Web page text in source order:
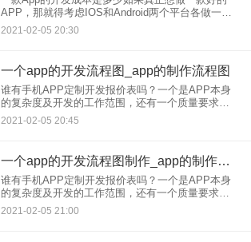
APP，那就得考虑IOS和Android两个平台各做一个
APP，同时选择一个好的开发团队，这个很重要，
因为差的团队做出来的产品基本会有很多问题。一
2021-02-05 20:30
一个app的开发流程图_app的制作流程图
谁有手机APP定制开发报价表吗？一个是APP本身
的复杂度及开发的工作范围，还有一个质量要求。
1、APP的本身的开发复杂度 一般需要服务器后台支
持的APP复杂度都比较高，做一个复杂度高的APP
2021-02-05 20:45
一个app的开发流程图制作_app的制作流程图
谁有手机APP定制开发报价表吗？一个是APP本身
的复杂度及开发的工作范围，还有一个质量要求。
1、APP的本身的开发复杂度 一般需要服务器后台支
持的APP复杂度都比较高，做一个复杂度高的APP
2021-02-05 21:00